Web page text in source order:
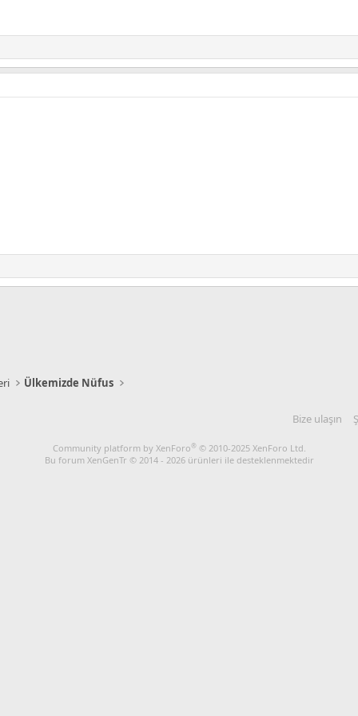
Ülkemizde Nüfus
Bize ulaşın
Community platform by XenForo® © 2010-2025 XenForo Ltd.
Bu forum XenGenTr © 2014 - 2026 ürünleri ile desteklenmektedir